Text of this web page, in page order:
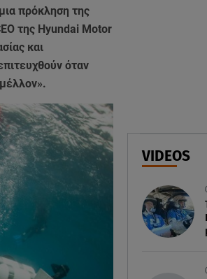
Η
VIDEOS
πρόκληση της
της Hyundai Motor
και
όταν